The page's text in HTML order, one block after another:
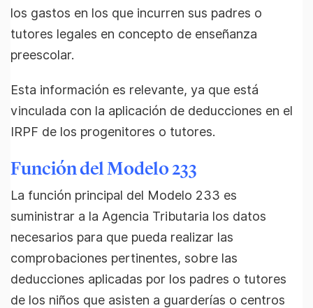
los gastos en los que incurren sus padres o
tutores legales en concepto de enseñanza
preescolar.
Esta información es relevante, ya que está
vinculada con la aplicación de deducciones en el
IRPF de los progenitores o tutores.
Función del Modelo 233
La función principal del Modelo 233 es
suministrar a la Agencia Tributaria los datos
necesarios para que pueda realizar las
comprobaciones pertinentes, sobre las
deducciones aplicadas por los padres o tutores
de los niños que asisten a guarderías o centros